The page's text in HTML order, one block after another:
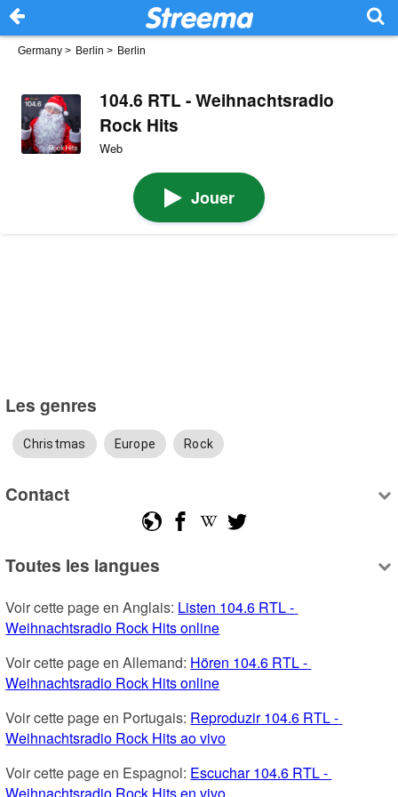
Germany > Berlin > Berlin
104.6 RTL - Weihnachtsradio
Rock Hits
Web
Jouer
Les genres
Christmas Europe Rock
Contact
Toutes les langues
Voir cette page en Anglais: Listen 104.6 RTL -
Weihnachtsradio Rock Hits online
Voir cette page en Allemand: Hören 104.6 RTL -
Weihnachtsradio Rock Hits online
Voir cette page en Portugais: Reproduzir 104.6 RTL -
Weihnachtsradio Rock Hits ao vivo
Voir cette page en Espagnol: Escuchar 104.6 RTL -
Weihnachtsradio Rock Hits en vivo